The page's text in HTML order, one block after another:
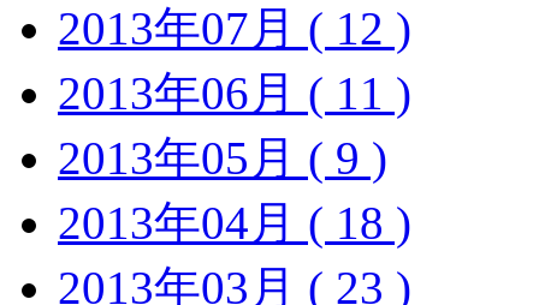
2013年07月 ( 12 )
2013年06月 ( 11 )
2013年05月 ( 9 )
2013年04月 ( 18 )
2013年03月 ( 23 )